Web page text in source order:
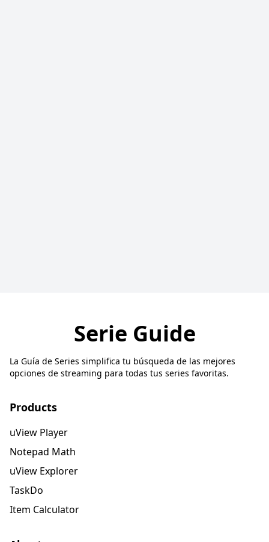
Serie Guide
La Guía de Series simplifica tu búsqueda de las mejores
opciones de streaming para todas tus series favoritas.
Products
uView Player
Notepad Math
uView Explorer
TaskDo
Item Calculator